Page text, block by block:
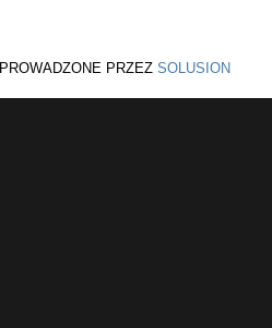
PROWADZONE PRZEZ SOLUSION